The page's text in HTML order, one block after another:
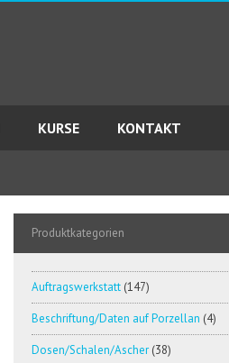
KURSE KONTAKT
Produktkategorien
Auftragswerkstatt (147)
Beschriftung/Daten auf Porzellan (4)
Dosen/Schalen/Ascher (38)